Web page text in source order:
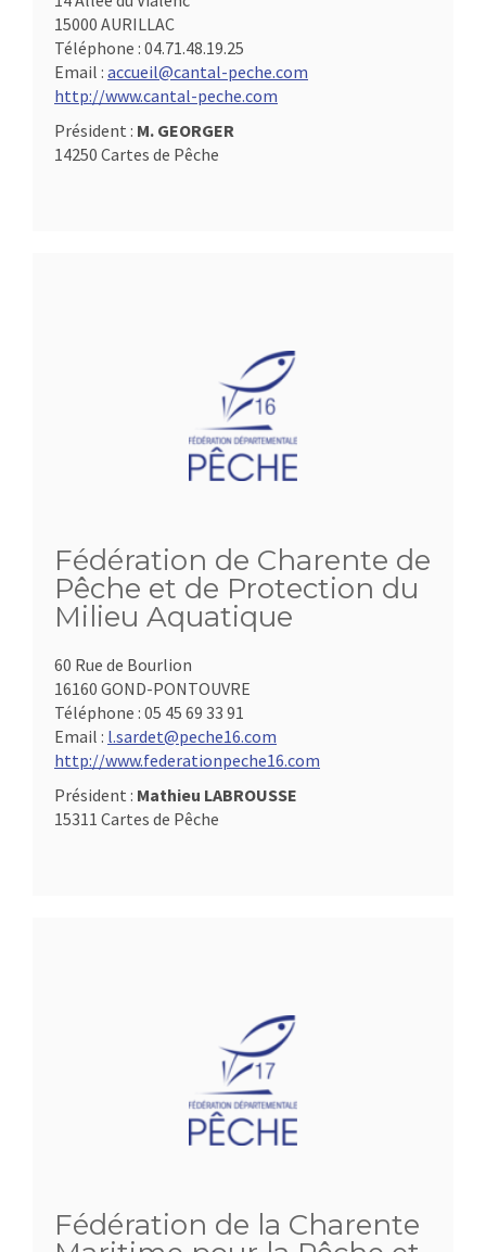
15000 AURILLAC
Téléphone : 04.71.48.19.25
Email : accueil@cantal-peche.com
http://www.cantal-peche.com
Président : M. GEORGER
14250 Cartes de Pêche
Fédération de Charente de
Pêche et de Protection du
Milieu Aquatique
60 Rue de Bourlion
16160 GOND-PONTOUVRE
Téléphone : 05 45 69 33 91
Email : l.sardet@peche16.com
http://www.federationpeche16.com
Président : Mathieu LABROUSSE
15311 Cartes de Pêche
Fédération de la Charente